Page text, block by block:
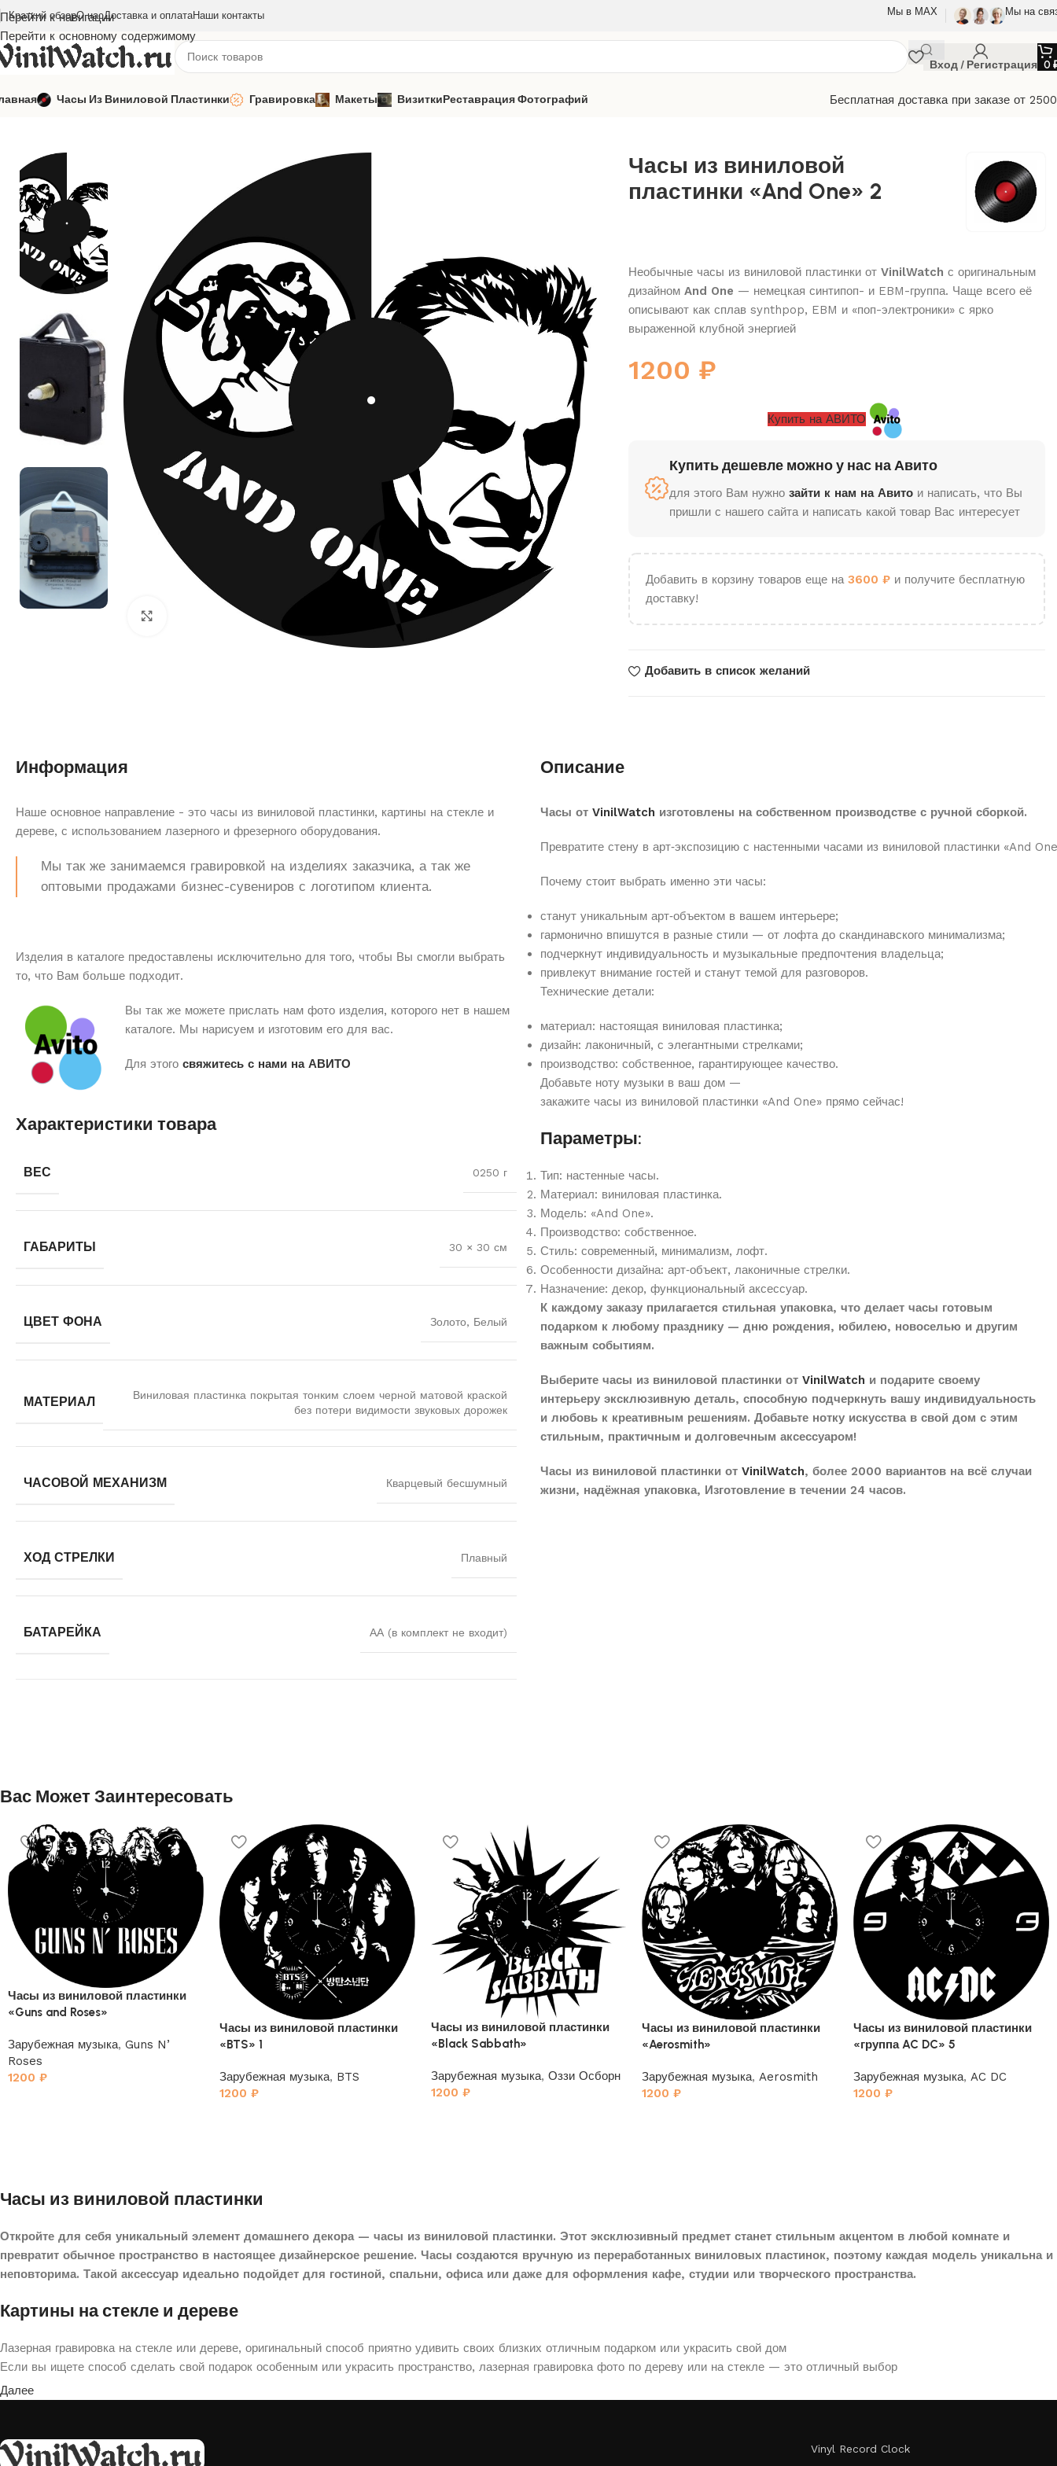
Перейти к навигации
Перейти к основному содержимому
Краткий обзорО насДоставка и оплатаНаши контакты Мы в МАХ Мы на
Вход / Регистрация 0
Часы Из Виниловой Пластинки Гравировка Макеты ВизиткиРеставрация Фотографий
Бесплатная доставка при заказе от
Главная
Зарубежная музыка And One
Нажмите, чтобы увеличить
Часы из виниловой
пластинки «And One» 2
Необычные часы из виниловой пластинки от VinilWatch с оригинальным
дизайном And One — немецкая синтипоп- и EBM-группа. Чаще всего её
описывают как сплав synthpop, EBM и «поп-электроники» с ярко
выраженной клубной энергией
1200 ₽
Купить на АВИТО
Купить дешевле можно у нас на Авито
для этого Вам нужно зайти к нам на Авитои написать, что Вы
пришли с нашего сайта и написать какой товар Вас интересует
Добавить в корзину товаров еще на 3600 ₽и получите бесплатную
доставку!
Добавить в список желаний
Информация
Наше основное направление - это часы из виниловой пластинки, картины на стекле и
дереве, с использованием лазерного и фрезерного оборудования.
Мы так же занимаемся гравировкой на изделиях заказчика, а так же
оптовыми продажами бизнес-сувениров с логотипом клиента.
Изделия в каталоге предоставлены исключительно для того, чтобы Вы смогли выбрать
то, что Вам больше подходит.
Вы так же можете прислать нам фото изделия, которого нет в нашем
каталоге. Мы нарисуем и изготовим его для вас.
Для этого свяжитесь с нами на АВИТО
Характеристики товара
ВЕС 0250 г
ГАБАРИТЫ 30 × 30 см
ЦВЕТ ФОНА Золото, Белый
МАТЕРИАЛ
Виниловая пластинка покрытая тонким слоем черной матовой краской
без потери видимости звуковых дорожек
ЧАСОВОЙ МЕХАНИЗМ Кварцевый бесшумный
ХОД СТРЕЛКИ Плавный
БАТАРЕЙКА АА (в комплект не входит)
Описание
Часы от VinilWatch изготовлены на собственном производстве с ручной сборкой.
Превратите стену в арт‑экспозицию с настенными часами из виниловой пластинки «And
Почему стоит выбрать именно эти часы:
станут уникальным арт‑объектом в вашем интерьере;
гармонично впишутся в разные стили — от лофтадо скандинавского минимализма;
подчеркнут индивидуальность и музыкальные предпочтения владельца;
привлекут внимание гостей и станут темой для разговоров.
Технические детали:
материал: настоящая виниловая пластинка;
дизайн: лаконичный, с элегантными стрелками;
производство: собственное, гарантирующее качество.
Добавьте ноту музыки в ваш дом —
закажите часы из виниловой пластинки «And One» прямо сейчас!
Параметры:
Тип: настенные часы.
Материал: виниловая пластинка.
Модель: «And One».
Производство: собственное.
Стиль: современный, минимализм, лофт.
Особенности дизайна: арт‑объект, лаконичные стрелки.
Назначение: декор, функциональный аксессуар.
К каждому заказу прилагается стильная упаковка, что делает часы готовым
подарком к любому празднику — дню рождения, юбилею, новоселью и другим
важным событиям.
Выберите часы из виниловой пластинки от VinilWatch и подарите своему
интерьеру эксклюзивную деталь, способную подчеркнуть вашу индивидуальность
и любовь к креативным решениям. Добавьте нотку искусства в свой дом с этим
стильным, практичным и долговечным аксессуаром!
Часы из виниловой пластинки от VinilWatch, более 2000 вариантов на всё случаи
жизни, надёжная упаковка, Изготовление в течении 24 часов.
Вас Может Заинтересовать
Часы из виниловой пластинки
«Guns and Roses»
Зарубежная музыка, Guns N’
Roses
1200 ₽
Часы из виниловой пластинки
«BTS» 1
Зарубежная музыка, BTS
1200 ₽
Часы из виниловой пластинки
«Black Sabbath»
Зарубежная музыка, Оззи Осборн
1200 ₽
Часы из виниловой пластинки
«Aerosmith»
Зарубежная музыка, Aerosmith
1200₽
Часы из виниловой пластинки
«группа AC DC» 5
Зарубежная музыка, AC DC
1200₽
Часы из виниловой пластинки
Откройте для себя уникальный элемент домашнего декора — часы из виниловой пластинки. Этот эксклюзивный предмет станет стильным акцентом в любой комнате и
превратит обычное пространство в настоящее дизайнерское решение. Часы создаются вручную из переработанных виниловых пластинок, поэтому каждая модель уникальна и
неповторима. Такой аксессуар идеально подойдет для гостиной, спальни, офиса или даже для оформления кафе, студии или творческого пространства.
Картины на стекле и дереве
Лазерная гравировка на стекле или дереве, оригинальный способ приятно удивить своих близких отличным подарком или украсить свой дом
Если вы ищете способ сделать свой подарок особенным или украсить пространство, лазерная гравировка фото по дереву или на стекле — это отличный выбор
Далее
Vinyl Record Clock